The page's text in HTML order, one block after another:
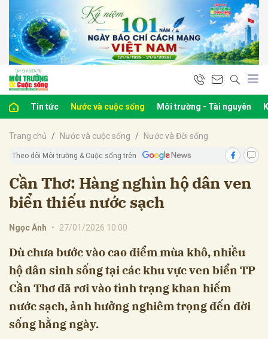
Tin tức Nước và cuộc sống Môi trường - Tài nguyên
Trang chủ Nước và cuộc sống Nước và Đời sống
Theo dõi Môi trường & Cuộc sống trên
Cần Thơ: Hàng nghìn hộ dân ven
biển thiếu nước sạch
Ngọc Ánh • 27/01/2026 10:00
Dù chưa bước vào cao điểm mùa khô, nhiều
hộ dân sinh sống tại các khu vực ven biển TP
Cần Thơ đã rơi vào tình trạng khan hiếm
nước sạch, ảnh hưởng nghiêm trọng đến đời
sống hằng ngày.
luận